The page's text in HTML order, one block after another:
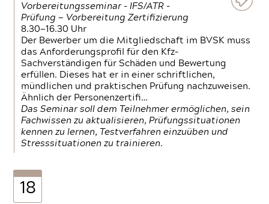
Vorbereitungsseminar - IFS/ATR -
Prüfung — Vorbereitung Zertifizierung
8.30—16.30 Uhr
Der Bewerber um die Mitgliedschaft im BVSK muss
das Anforderungsprofil für den Kfz-
Sachverständigen für Schäden und Bewertung
erfüllen. Dieses hat er in einer schriftlichen,
mündlichen und praktischen Prüfung nachzuweisen.
Ähnlich der Personenzertifi…
Das Seminar soll dem Teilnehmer ermöglichen, sein
Fachwissen zu aktualisieren, Prüfungssituationen
kennen zu lernen, Testverfahren einzuüben und
Stresssituationen zu trainieren.
18